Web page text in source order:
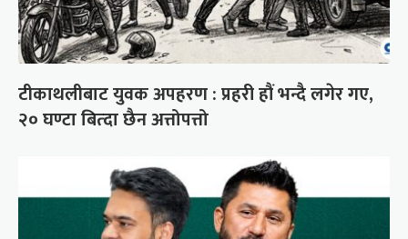
टीकाथलीबाट युवक अपहरण : प्रहरी हौं भन्दै लगेर गए,
२० घण्टा बित्दा छैन अत्तोपत्तो